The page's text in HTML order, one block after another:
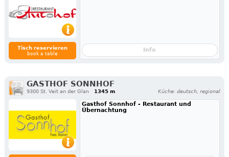
Tisch reservieren
book a table
Info
GASTHOF SONNHOF
9300 St. Veit an der Glan 1345 m Küche: deutsch, regional
Gasthof Sonnhof - Restaurant und
Übernachtung